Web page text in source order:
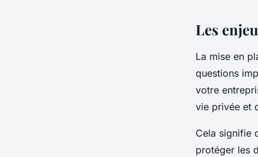
Les
La mise en
questions
votre
vie privée et
Cela signifie
protéger les